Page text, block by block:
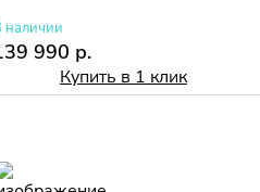
наличии
990 р.
Купить в 1 клик